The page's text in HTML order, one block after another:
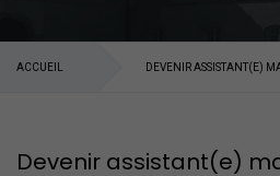
ACCUEIL DEVENIR ASSISTANT(E)
Devenir assistant(e)